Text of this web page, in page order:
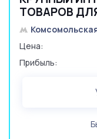
ТОВАРОВ
Цена:
Прибыль: